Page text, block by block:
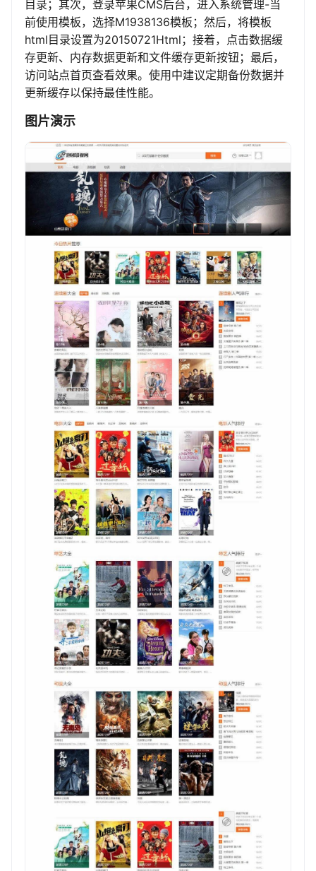
目录；其次，登录苹果CMS后台，进入系统管理-当
前使用模板，选择M1938136模板；然后，将模板
html目录设置为20150721Html；接着，点击数据缓
存更新、内存数据更新和文件缓存更新按钮；最后，
访问站点首页查看效果。使用中建议定期备份数据并
更新缓存以保持最佳性能。
图片演示